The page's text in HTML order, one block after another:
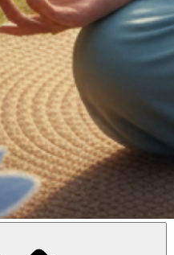
meilleure inclusion sociale